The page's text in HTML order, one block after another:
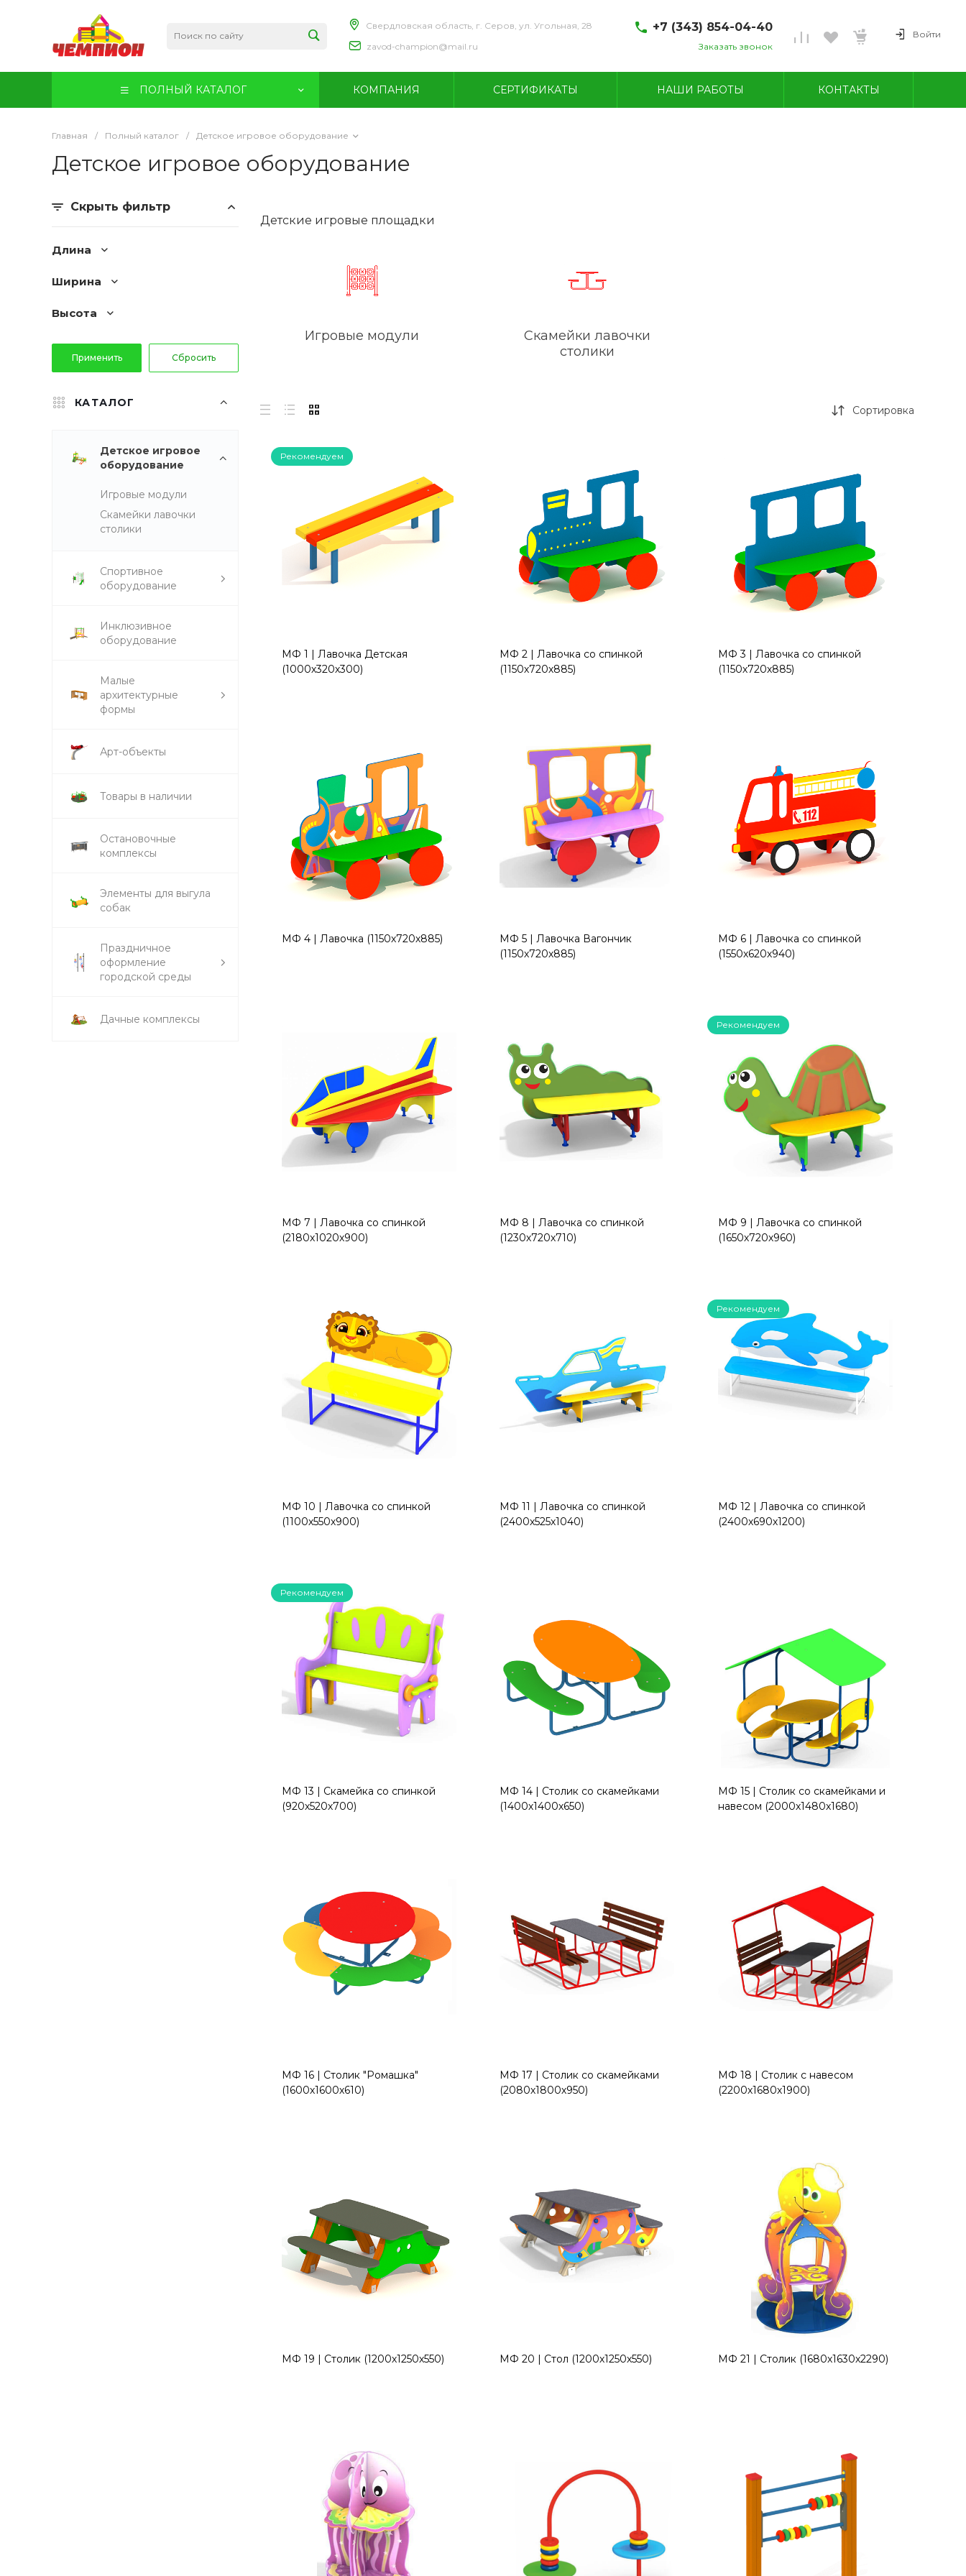
Свердловская область, г. Серов, ул. Угольная, 28
zavod-champion@mail.ru
+7 (343) 854-04-40
Серов, ул. Угольная, 28
пн-пт 08:00-18:00
Заказать звонок
Войти
ПОЛНЫЙ КАТАЛОГ КОМПАНИЯ СЕРТИФИКАТЫ НАШИ РАБОТЫ КОНТАКТЫ
Главная / Полный каталог / Детское игровое оборудование
Детское игровое оборудование
Скрыть фильтр
Длина
Ширина
Высота
КАТАЛОГ
Детское игровое
оборудование
Игровые модули
Скамейки лавочки
столики
Спортивное
оборудование
Инклюзивное
оборудование
Малые
архитектурные
формы
Арт-объекты
Товары в наличии
Остановочные
комплексы
Элементы для выгула
собак
Праздничное
оформление
городской среды
Дачные комплексы
Детские игровые площадки
Игровые модули
Скамейки лавочки
столики
Сортировка
Рекомендуем
МФ 1 | Лавочка Детская
(1000х320х300)
МФ 2 | Лавочка со спинкой
(1150х720х885)
МФ 3 | Лавочка со спинкой
(1150х720х885)
МФ 4 | Лавочка (1150х720х885)
МФ 5 | Лавочка Вагончик
(1150х720х885)
МФ 6 | Лавочка со спинкой
(1550х620х940)
МФ 7 | Лавочка со спинкой
(2180х1020х900)
МФ 8 | Лавочка со спинкой
(1230х720х710)
Рекомендуем
МФ 9 | Лавочка со спинкой
(1650х720х960)
МФ 10 | Лавочка со спинкой
(1100х550х900)
МФ 11 | Лавочка со спинкой
(2400х525х1040)
Рекомендуем
МФ 12 | Лавочка со спинкой
(2400х690х1200)
Рекомендуем
МФ 13 | Скамейка со спинкой
(920х520х700)
МФ 14 | Столик со скамейками
(1400х1400х650)
МФ 15 | Столик со скамейками и
навесом (2000х1480х1680)
МФ 16 | Столик "Ромашка"
(1600х1600х610)
МФ 17 | Столик со скамейками
(2080х1800х950)
МФ 18 | Столик с навесом
(2200х1680х1900)
МФ 19 | Столик (1200х1250х550) МФ 20 | Стол (1200х1250х550) МФ 21 | Столик (1680х1630х2290)